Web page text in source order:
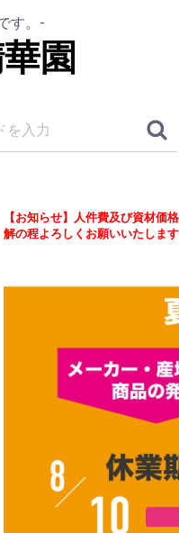
す。-
園
【お知らせ】人件費及び資材価
解の程よろしくお願いいたします